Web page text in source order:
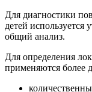
Для диагностики
детей используется
общий анализ.
Для определения
применяются более